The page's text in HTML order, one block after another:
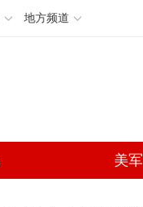
地方频道
美军